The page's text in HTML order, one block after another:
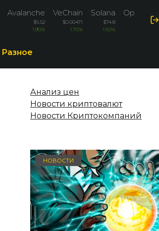
Avalanche
$6.52
1.90%
VeChain
$0.00471
1.70%
Solana
$74.8
1.60%
Optimism
$0.0873
Разное
Анализ цен
Новости криптовалют
Новости Криптокомпаний
НОВОСТИ